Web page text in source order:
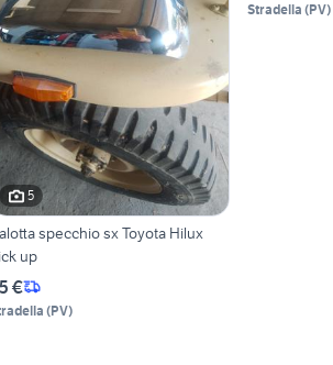
5
specchio sx Toyota Hilux
up
€
(PV)
Stradella (PV)